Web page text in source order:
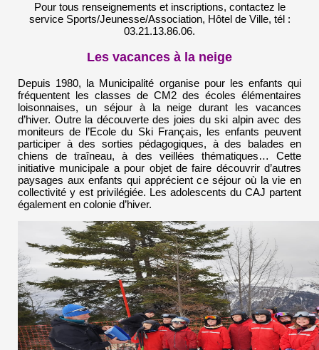
Pour tous renseignements et inscriptions, contactez le
service Sports/Jeunesse/Association, Hôtel de Ville, tél :
03.21.13.86.06.
Les vacances à la neige
Depuis 1980, la Municipalité organise pour les enfants qui
fréquentent les classes de CM2 des écoles élémentaires
loisonnaises, un séjour à la neige durant les vacances
d’hiver. Outre la découverte des joies du ski alpin avec des
moniteurs de l’Ecole du Ski Français, les enfants peuvent
participer à des sorties pédagogiques, à des balades en
chiens de traîneau, à des veillées thématiques… Cette
initiative municipale a pour objet de faire découvrir d’autres
paysages aux enfants qui apprécient ce séjour où la vie en
collectivité y est privilégiée. Les adolescents du CAJ partent
également en colonie d’hiver.